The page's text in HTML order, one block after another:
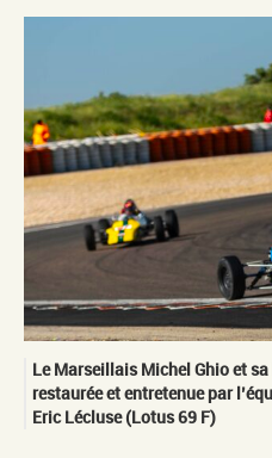
Le Marseillais Michel Ghio et
restaurée et entretenue par
Eric Lécluse (Lotus 69 F)